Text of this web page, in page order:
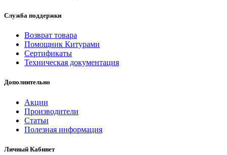
Служба поддержки
Возврат товара
Помощник Китурами
Сертификаты
Техническая документация
Дополнительно
Акции
Производители
Статьи
Полезная информация
Личный Кабинет